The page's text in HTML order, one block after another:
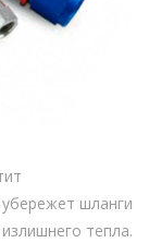
шланги
тепла.